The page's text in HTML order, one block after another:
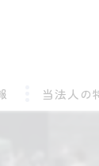
当法人の